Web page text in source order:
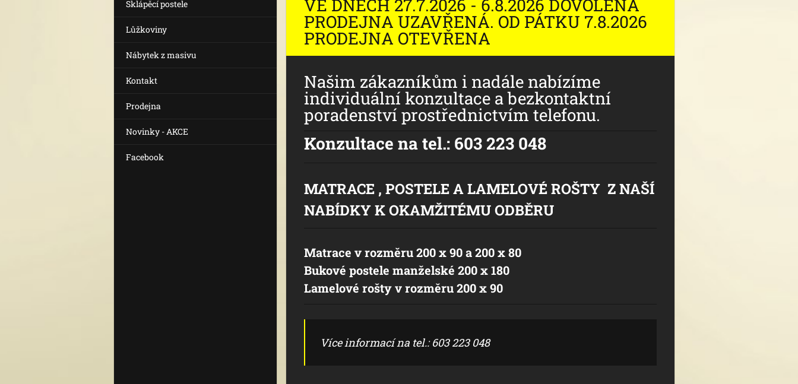
Sklápěcí postele
Lůžkoviny
Nábytek z masivu
Kontakt
Prodejna
Novinky - AKCE
Facebook
VE DNECH 27.7.2026 - 6.8.2026 DOVOLENÁ
PRODEJNA UZAVŘENÁ. OD PÁTKU 7.8.2026
PRODEJNA OTEVŘENA
Našim zákazníkům i nadále nabízíme
individuální konzultace a bezkontaktní
poradenství prostřednictvím telefonu.
Konzultace na tel.: 603 223 048
MATRACE , POSTELE A LAMELOVÉ ROŠTY Z NAŠÍ
NABÍDKY K OKAMŽITÉMU ODBĚRU
Matrace v rozměru 200 x 90 a 200 x 80
Bukové postele manželské 200 x 180
Lamelové rošty v rozměru 200 x 90
Více informací na tel.: 603 223 048